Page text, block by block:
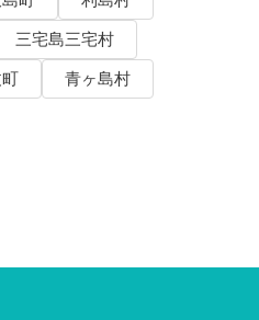
三宅島三宅村
青ヶ島村